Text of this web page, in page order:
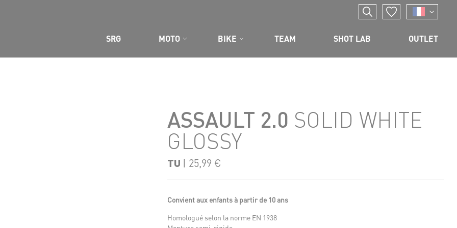
SRG
MOTO BIKE TEAM SHOT LAB OUTLET
ASSAULT 2.0 SOLID WHITE
GLOSSY
TU | 25,99 €
Convient aux enfants à partir de 10 ans
Homologué selon la norme EN 1938